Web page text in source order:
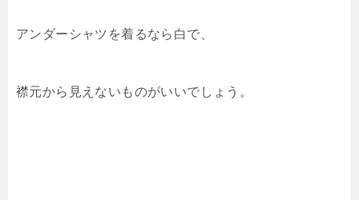
アンダーシャツを着るなら白で、
襟元から見えないものがいいでしょう。